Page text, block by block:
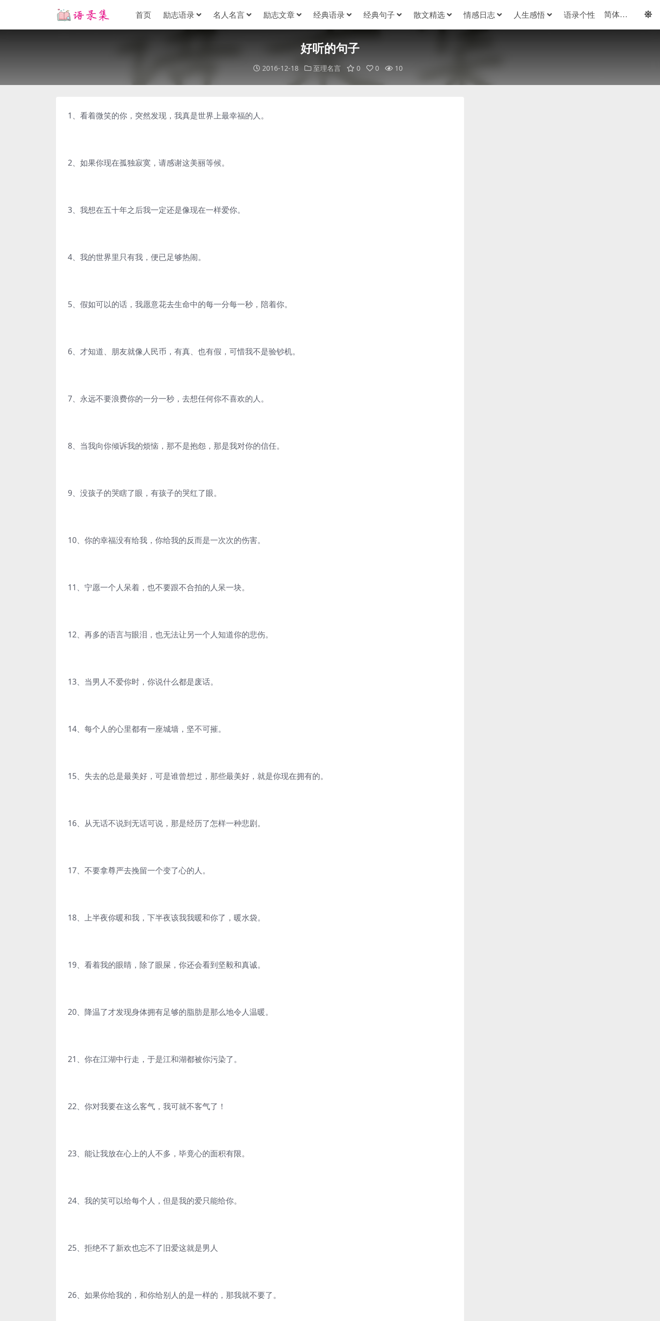
首页 励志语录 名人名言 励志文章 经典语录 经典句子 散文精选 情感日志 人生感悟 语录个性
好听的句子
2016-12-18 至理名言 0 0 10
1、看着微笑的你，突然发现，我真是世界上最幸福的人。
2、如果你现在孤独寂寞，请感谢这美丽等候。
3、我想在五十年之后我一定还是像现在一样爱你。
4、我的世界里只有我，便已足够热闹。
5、假如可以的话，我愿意花去生命中的每一分每一秒，陪着你。
6、才知道、朋友就像人民币，有真、也有假，可惜我不是验钞机。
7、永远不要浪费你的一分一秒，去想任何你不喜欢的人。
8、当我向你倾诉我的烦恼，那不是抱怨，那是我对你的信任。
9、没孩子的哭瞎了眼，有孩子的哭红了眼。
10、你的幸福没有给我，你给我的反而是一次次的伤害。
11、宁愿一个人呆着，也不要跟不合拍的人呆一块。
12、再多的语言与眼泪，也无法让另一个人知道你的悲伤。
13、当男人不爱你时，你说什么都是废话。
14、每个人的心里都有一座城墙，坚不可摧。
15、失去的总是最美好，可是谁曾想过，那些最美好，就是你现在拥有的。
16、从无话不说到无话可说，那是经历了怎样一种悲剧。
17、不要拿尊严去挽留一个变了心的人。
18、上半夜你暖和我，下半夜该我我暖和你了，暖水袋。
19、看着我的眼睛，除了眼屎，你还会看到坚毅和真诚。
20、降温了才发现身体拥有足够的脂肪是那么地令人温暖。
21、你在江湖中行走，于是江和湖都被你污染了。
22、你对我要在这么客气，我可就不客气了！
23、能让我放在心上的人不多，毕竟心的面积有限。
24、我的笑可以给每个人，但是我的爱只能给你。
25、拒绝不了新欢也忘不了旧爱这就是男人
26、如果你给我的，和你给别人的是一样的，那我就不要了。